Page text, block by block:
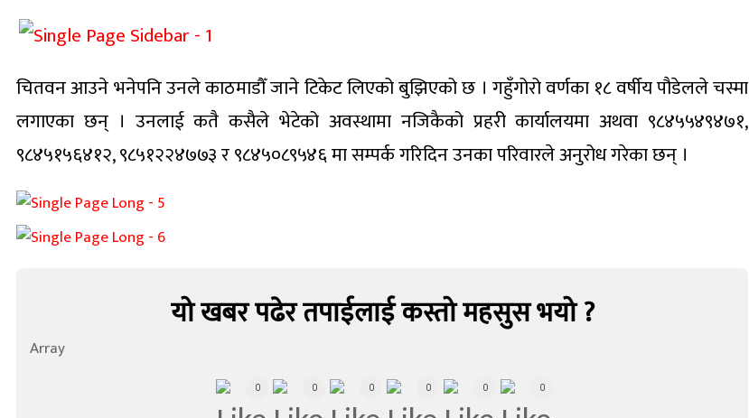
चितवन आउने भनेपनि उनले काठमाडौँ जाने टिकेट लिएको बुझिएको छ । गहुँगोरो वर्णका १८ वर्षीय पौडेलले चस्मा
लगाएका छन् । उनलाई कतै कसैले भेटेको अवस्थामा नजिकैको प्रहरी कार्यालयमा अथवा ९८४५५४९४७१,
९८४५१५६४१२, ९८५१२२४७७३ र ९८४५०८९५४६ मा सम्पर्क गरिदिन उनका परिवारले अनुरोध गरेका छन् ।
यो खबर पढेर तपाईलाई कस्तो महसुस भयो ?
Array
0 0 0 0 0 0